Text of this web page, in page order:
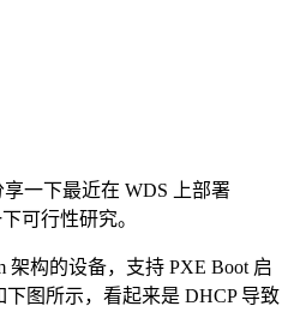
一下最近在 WDS 上部署
可行性研究。
构的设备，支持 PXE Boot 启
下图所示，看起来是 DHCP 导致